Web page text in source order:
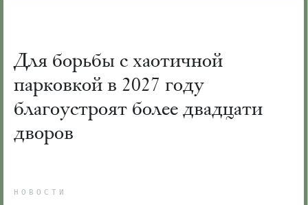
Для борьбы с хаотичной
парковкой в 2027 году
благоустроят более двадцати
дворов
НОВОСТИ